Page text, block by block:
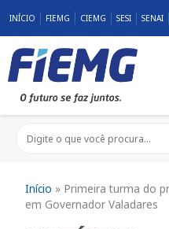
INÍCIO FIEMG CIEMG SESI SENAI
Início » Primeira turma do
em Governador Valadares